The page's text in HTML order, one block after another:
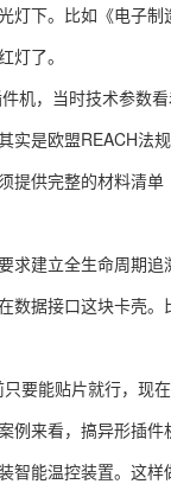
下。比如《电子
了。
机，当时技术参数
是欧盟REACH法
提供完整的材料清单
建立全生命周期
据接口这块卡壳
要能贴片就行，现
来看，搞异形插
能温控装置。这样